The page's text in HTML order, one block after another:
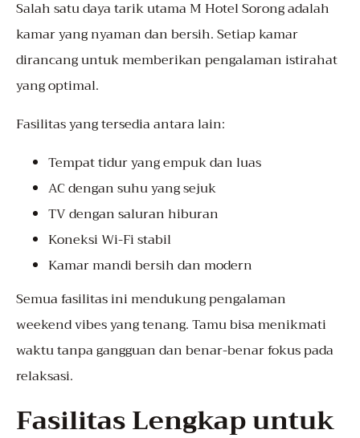
Salah satu daya tarik utama M Hotel Sorong adalah
kamar yang nyaman dan bersih. Setiap kamar
dirancang untuk memberikan pengalaman istirahat
yang optimal.
Fasilitas yang tersedia antara lain:
Tempat tidur yang empuk dan luas
AC dengan suhu yang sejuk
TV dengan saluran hiburan
Koneksi Wi-Fi stabil
Kamar mandi bersih dan modern
Semua fasilitas ini mendukung pengalaman
weekend vibes yang tenang. Tamu bisa menikmati
waktu tanpa gangguan dan benar-benar fokus pada
relaksasi.
Fasilitas Lengkap untuk